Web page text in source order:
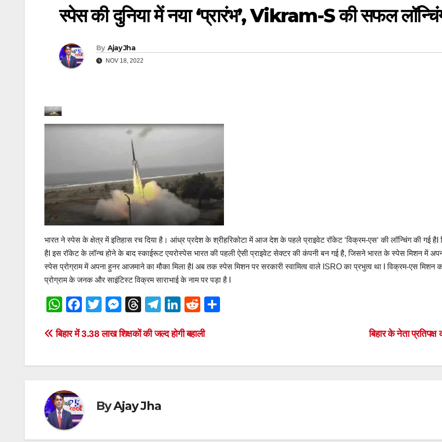
स्पेस की दुनिया में नया ‘प्रारंभ’, Vikram-S की सफल
By Ajay Jha
NOV 18, 2022
भारत ने स्पेस के क्षेत्र में इतिहास रच दिया है। आंध्र प्रदेश के श्रीहरिकोटा में आज देश के पहले प्राइवेट रॉकेट ‘विक्रम-एस‘ की लॉन्चिंग की गई
हैI इस रॉकेट के लॉन्च होने के बाद स्काईरूट एयरोस्पेस भारत की पहली ऐसी प्राइवेट सेक्टर की कंपनी बन गई है, जिसने भारत के स्पेस मिशन में
स्पेस प्रोग्राम में अपना हुनर आजमाने का मौका मिला हैI अब तक स्पेस मिशन पर सरकारी स्वामित्व वाले ISRO का प्रभुत्व था I विक्रम-एस मिशन
प्रोग्राम के जनक और साइंटिस्ट विक्रम साराभाई के नाम पर पड़ा है I
W
at
A
p
F
c
b
o
k
T
tt
M
ss
n
er
T
e
d
T
e
a
Li
k
dI
R
d
t
Post
बिहार के नेता
बिहार में 3.38 लाख शिक्षकों की जल्द होगी बहाली
ByAjay Jha